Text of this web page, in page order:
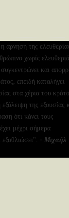
άρνηση της
χωρίς
και
επειδή καταλήγει
στα χέρια του
της εξουσίας
ότι κάνει τους
μέχρι σήμερα
- Μιχαήλ